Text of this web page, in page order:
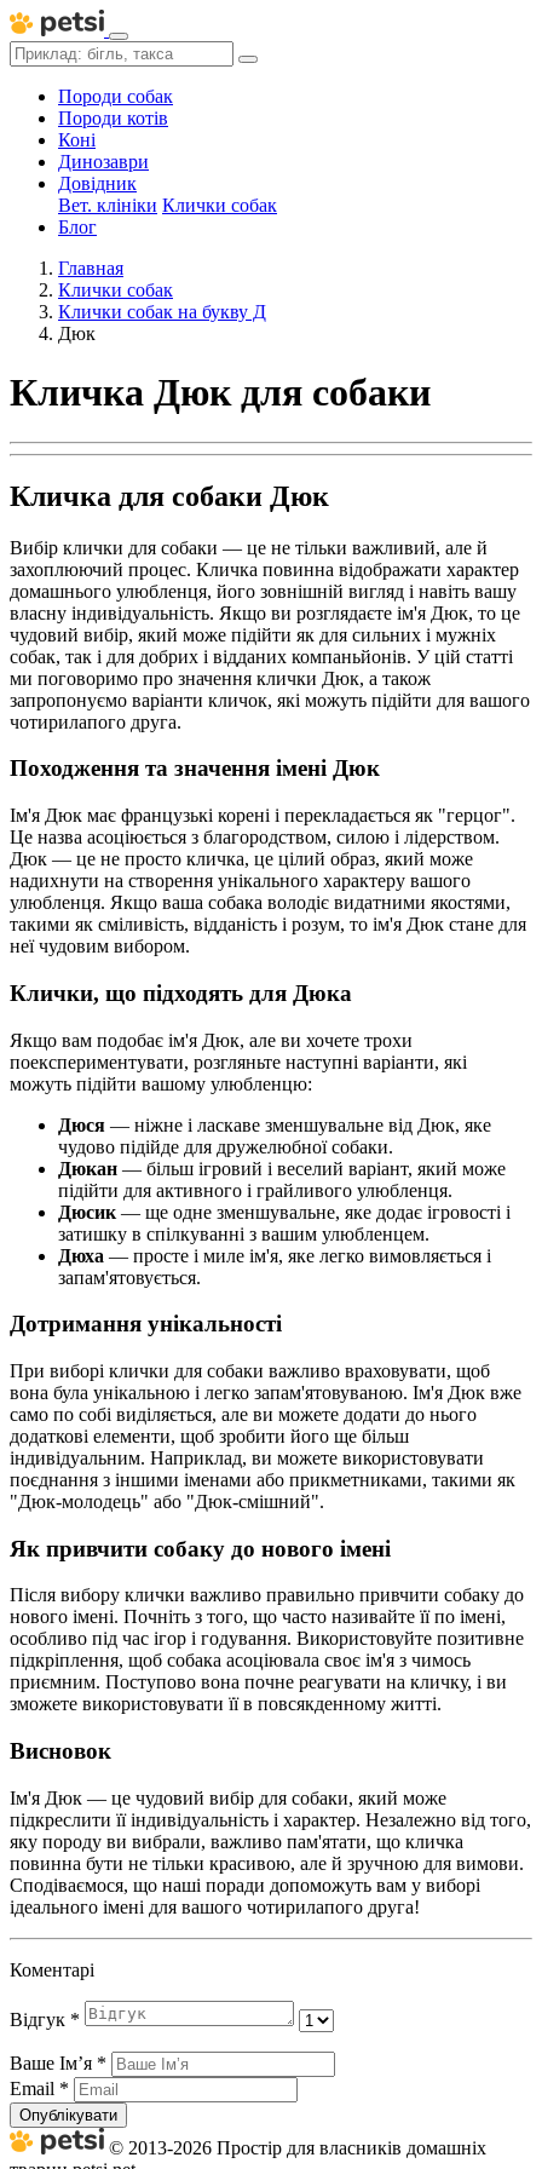
Породи собак
Породи котів
Коні
Динозаври
Довідник
Вет. клініки Клички собак
Блог
Главная
Клички собак
Клички собак на букву Д
Дюк
Кличка Дюк для собаки
Кличка для собаки Дюк
Вибір клички для собаки — це не тільки важливий, але й
захоплюючий процес. Кличка повинна відображати характер
домашнього улюбленця, його зовнішній вигляд і навіть вашу
власну індивідуальність. Якщо ви розглядаєте ім'я Дюк, то це
чудовий вибір, який може підійти як для сильних і мужніх
собак, так і для добрих і відданих компаньйонів. У цій статті
ми поговоримо про значення клички Дюк, а також
запропонуємо варіанти кличок, які можуть підійти для вашого
чотирилапого друга.
Походження та значення імені Дюк
Ім'я Дюк має французькі корені і перекладається як "герцог".
Це назва асоціюється з благородством, силою і лідерством.
Дюк — це не просто кличка, це цілий образ, який може
надихнути на створення унікального характеру вашого
улюбленця. Якщо ваша собака володіє видатними якостями,
такими як сміливість, відданість і розум, то ім'я Дюк стане для
неї чудовим вибором.
Клички, що підходять для Дюка
Якщо вам подобає ім'я Дюк, але ви хочете трохи
поекспериментувати, розгляньте наступні варіанти, які
можуть підійти вашому улюбленцю:
Дюся — ніжне і ласкаве зменшувальне від Дюк, яке
чудово підійде для дружелюбної собаки.
Дюкан — більш ігровий і веселий варіант, який може
підійти для активного і грайливого улюбленця.
Дюсик — ще одне зменшувальне, яке додає ігровості і
затишку в спілкуванні з вашим улюбленцем.
Дюха — просте і миле ім'я, яке легко вимовляється і
запам'ятовується.
Дотримання унікальності
При виборі клички для собаки важливо враховувати, щоб
вона була унікальною і легко запам'ятовуваною. Ім'я Дюк вже
само по собі виділяється, але ви можете додати до нього
додаткові елементи, щоб зробити його ще більш
індивідуальним. Наприклад, ви можете використовувати
поєднання з іншими іменами або прикметниками, такими як
"Дюк-молодець" або "Дюк-смішний".
Як привчити собаку до нового імені
Після вибору клички важливо правильно привчити собаку до
нового імені. Почніть з того, що часто називайте її по імені,
особливо під час ігор і годування. Використовуйте позитивне
підкріплення, щоб собака асоціювала своє ім'я з чимось
приємним. Поступово вона почне реагувати на кличку, і ви
зможете використовувати її в повсякденному житті.
Висновок
Ім'я Дюк — це чудовий вибір для собаки, який може
підкреслити її індивідуальність і характер. Незалежно від того,
яку породу ви вибрали, важливо пам'ятати, що кличка
повинна бути не тільки красивою, але й зручною для вимови.
Сподіваємося, що наші поради допоможуть вам у виборі
ідеального імені для вашого чотирилапого друга!
Коментарі
Відгук *
Ваше Імʼя *
Email *
Опублікувати
© 2013-2026 Простір для власників домашніх